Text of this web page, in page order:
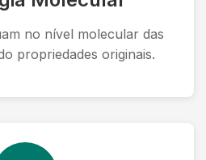
no nível molecular das
propriedades originais.